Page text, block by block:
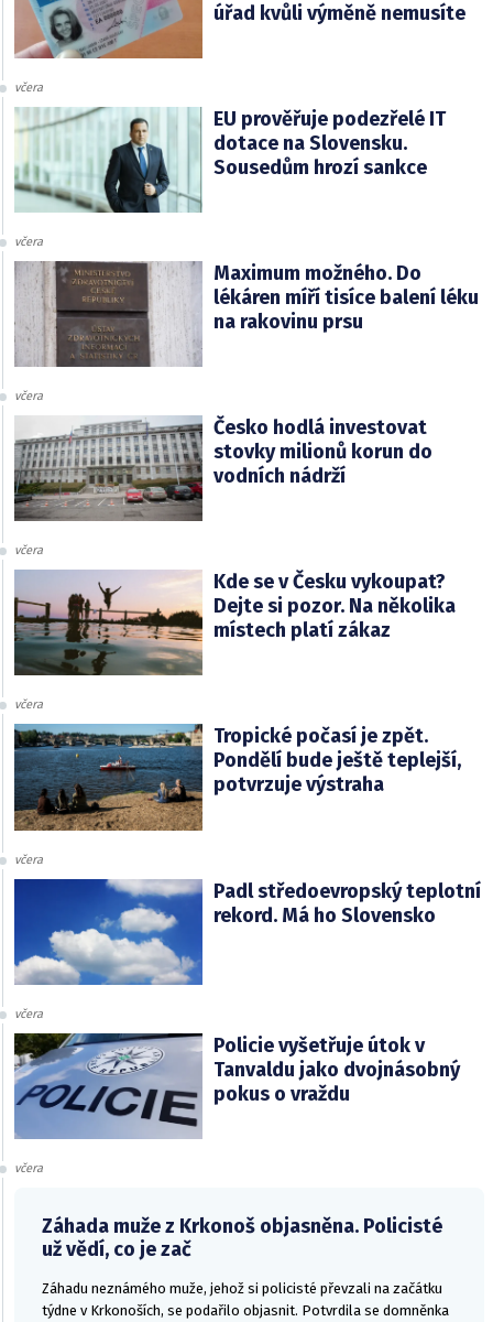
úřad kvůli výměně nemusíte
včera
EU prověřuje podezřelé IT
dotace na Slovensku.
Sousedům hrozí sankce
včera
Maximum možného. Do
lékáren míří tisíce balení léku
na rakovinu prsu
včera
Česko hodlá investovat
stovky milionů korun do
vodních nádrží
včera
Kde se v Česku vykoupat?
Dejte si pozor. Na několika
místech platí zákaz
včera
Tropické počasí je zpět.
Pondělí bude ještě teplejší,
potvrzuje výstraha
včera
Padl středoevropský teplotní
rekord. Má ho Slovensko
včera
Policie vyšetřuje útok v
Tanvaldu jako dvojnásobný
pokus o vraždu
včera
Záhada muže z Krkonoš objasněna. Policisté
už vědí, co je zač
Záhadu neznámého muže, jehož si policisté převzali na začátku
týdne v Krkonoších, se podařilo objasnit. Potvrdila se domněnka